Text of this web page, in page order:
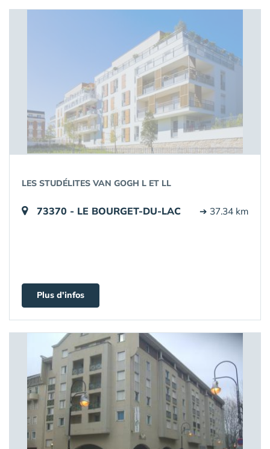
LES STUDÉLITES VAN GOGH L ET LL
73370 - LE BOURGET-DU-LAC ➔ 37.34 km
Plus d'infos